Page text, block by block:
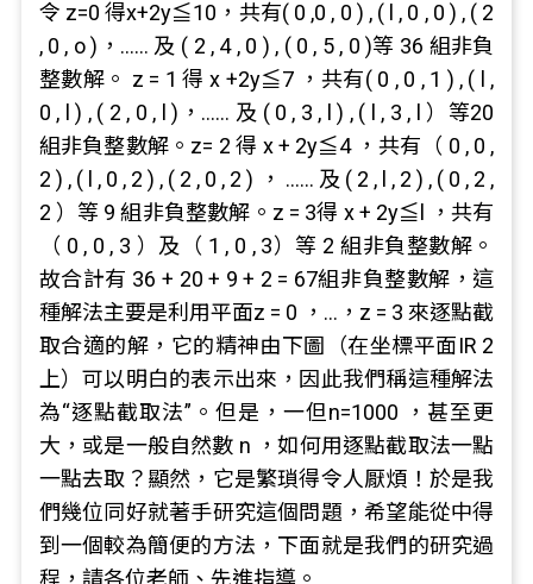
令 z=0 得x+2y≦10，共有( 0 ,0 , 0 ) , ( l , 0 , 0 ) , ( 2
, 0 , o )，…… 及 ( 2 , 4 , 0 ) , ( 0 , 5 , 0 )等 36 組非負
整數解。 z = 1 得 x +2y≦7 ，共有( 0 , 0 , 1 ) , ( l ,
0 , l ) , ( 2 , 0 , l )，…… 及 ( 0 , 3 , l ) , ( l , 3 , l ）等20
組非負整數解。z= 2 得 x + 2y≦4 ，共有（ 0 , 0 ,
2 ) , ( l , 0 , 2 ) , ( 2 , 0 , 2 ) ， …… 及 ( 2 , l , 2 ) , ( 0 , 2 ,
2 ）等 9 組非負整數解。z = 3得 x + 2y≦l ，共有
（ 0 , 0 , 3 ）及（ 1 , 0 , 3）等 2 組非負整數解。
故合計有 36 + 20 + 9 + 2 = 67組非負整數解，這
種解法主要是利用平面z = 0 ，…，z = 3 來逐點截
取合適的解，它的精神由下圖（在坐標平面IR 2
上）可以明白的表示出來，因此我們稱這種解法
為“逐點截取法”。但是，一但n=1000 ，甚至更
大，或是一般自然數 n ，如何用逐點截取法一點
一點去取？顯然，它是繁瑣得令人厭煩！於是我
們幾位同好就著手研究這個問題，希望能從中得
到一個較為簡便的方法，下面就是我們的研究過
程，請各位老師、先進指導。